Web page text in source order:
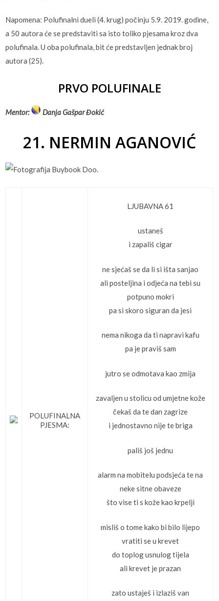
Napomena: Polufinalni dueli (4. krug) počinju 5.9. 2019. godine,
a 50 autora će se predstaviti sa isto toliko pjesama kroz dva
polufinala. U oba polufinala, bit će predstavljen jednak broj
autora (25).
PRVO POLUFINALE
Mentor: Danja Gašpar Đokić
21. NERMIN AGANOVIĆ
POLUFINALNA
PJESMA:
LJUBAVNA 61
ustaneš
i zapališ cigar
ne sjećaš se da li si išta sanjao
ali posteljina i odjeća na tebi su
potpuno mokri
pa si skoro siguran da jesi
nema nikoga da ti napravi kafu
pa je praviš sam
jutro se odmotava kao zmija
zavaljen u stolicu od umjetne kože
čekaš da te dan zagrize
i jednostavno nije te briga
pališ još jednu
alarm na mobitelu podsjeća te na
neke sitne obaveze
što vise ti s kože kao krpelji
misliš o tome kako bi bilo lijepo
vratiti se u krevet
do toplog usnulog tijela
ali krevet je prazan
zato ustaješ i izlaziš van